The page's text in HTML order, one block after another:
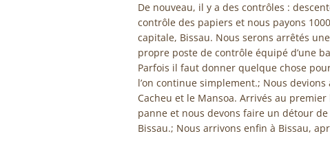
De nouveau, il y a des contrôles :
contrôle des papiers et nous payons
capitale, Bissau. Nous serons arrêtés
propre poste de contrôle équipé d’une
Parfois il faut donner quelque chose
l’on continue simplement.; Nous
Cacheu et le Mansoa. Arrivés au
panne et nous devons faire un détour
Bissau.; Nous arrivons enfin à Bissau,